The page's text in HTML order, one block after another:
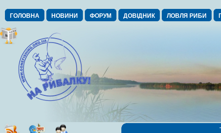
ГОЛОВНА НОВИНИ ФОРУМ ДОВІДНИК ЛОВЛЯ РИБИ